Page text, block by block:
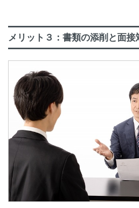
メリット３：書類の添削と面